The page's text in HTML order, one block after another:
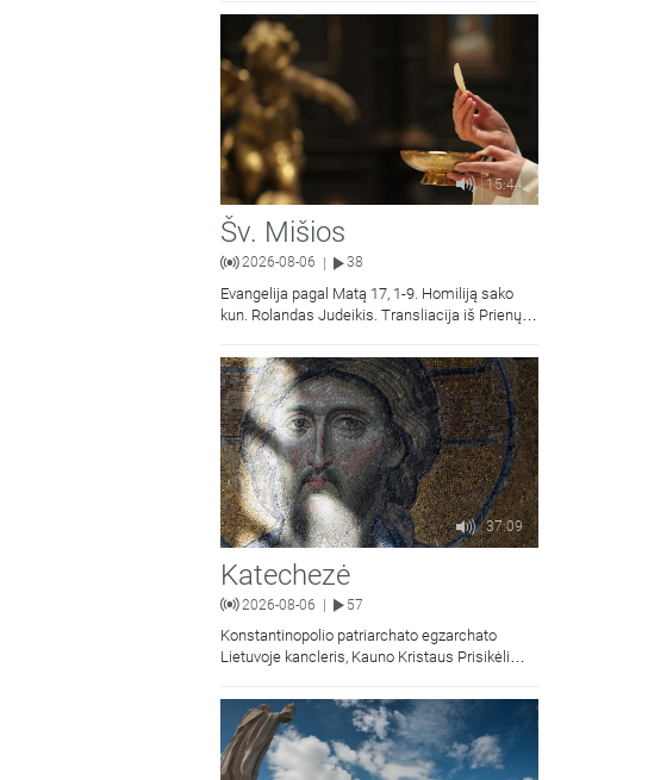
15:44
Šv. Mišios
2026-08-06 38
Evangelija pagal Matą 17, 1-9. Homiliją sako
kun. Rolandas Judeikis. Transliacija iš Prienų
37:09
Katechezė
2026-08-06 57
Konstantinopolio patriarchato egzarchato
Lietuvoje kancleris, Kauno Kristaus Prisikėlimo
kunigas Vitalijus Mockus pasakoja apie
Kristaus Atsimainymo šventę.